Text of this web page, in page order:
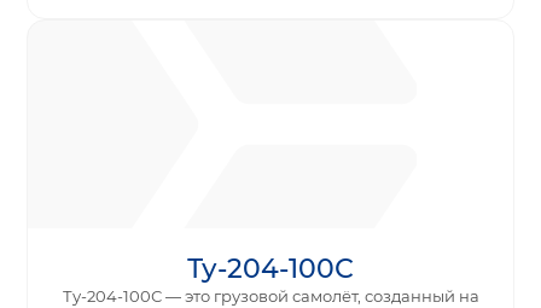
Ту-204-100С
Ту-204-100С — это грузовой самолёт, созданный на